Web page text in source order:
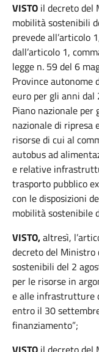
VISTO il decreto
mobilità sostenibili
prevede all’articolo
dall’articolo 1,
legge n. 59 del 6
Province autonome
euro per gli anni
Piano nazionale
nazionale di ripresa
risorse di cui al
autobus ad
e relative
trasporto pubblico
con le disposizioni
mobilità sostenibile
VISTO,altresì,
decreto del
sostenibili del 2
per le risorse in
e alle infrastrutture
entro il 30
finanziamento”;